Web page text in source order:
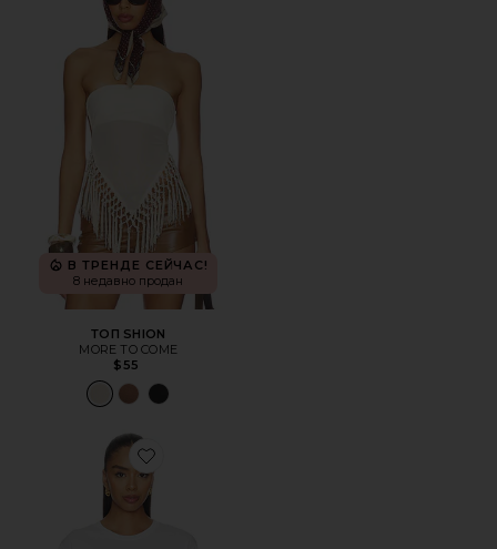
В ТРЕНДЕ СЕЙЧАС!
8 недавно продан
ТОП SHION
MORE TO COME
$55
Favorite СВОБОДНАЯ ФУТБОЛКА HIGH STEPPER